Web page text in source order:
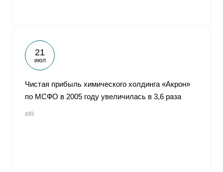
21
июл
Чистая прибыль химического холдинга «Акрон»
по МСФО в 2005 году увеличилась в 3,6 раза
#IR